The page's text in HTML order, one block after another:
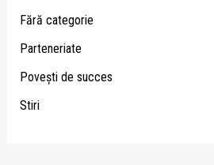
Fără categorie
Parteneriate
Poveşti de succes
Stiri